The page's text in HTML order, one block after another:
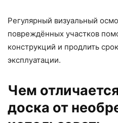
Регулярный визуальный
повреждённых участков
конструкций и продлить
эксплуатации.
Чем
доска от